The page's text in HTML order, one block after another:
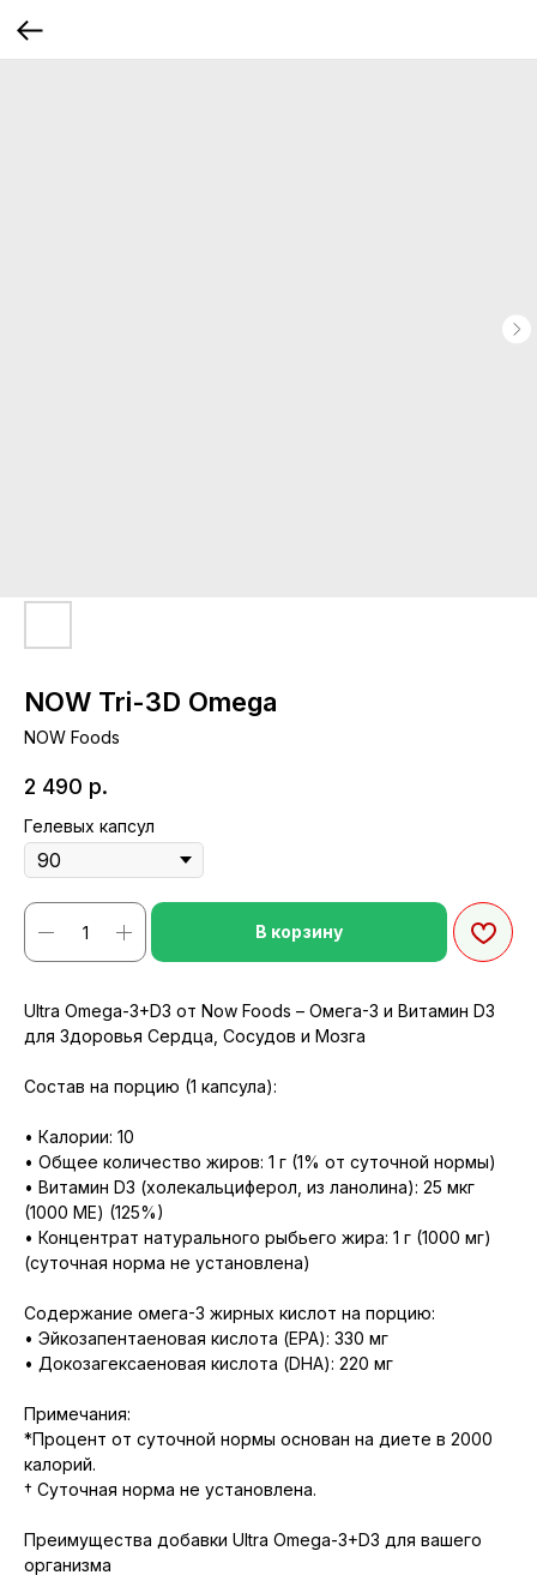
NOW Tri-3D Omega
NOW Foods
2 490 р.
Гелевых капсул
В корзину
Ultra Omega-3+D3 от Now Foods – Омега-3 и Витамин D3
для Здоровья Сердца, Сосудов и Мозга
Состав на порцию (1 капсула):
• Калории: 10
• Общее количество жиров: 1 г (1% от суточной нормы)
• Витамин D3 (холекальциферол, из ланолина): 25 мкг
(1000 МЕ) (125%)
• Концентрат натурального рыбьего жира: 1 г (1000 мг)
(суточная норма не установлена)
Содержание омега-3 жирных кислот на порцию:
• Эйкозапентаеновая кислота (EPA): 330 мг
• Докозагексаеновая кислота (DHA): 220 мг
Примечания:
*Процент от суточной нормы основан на диете в 2000
калорий.
† Суточная норма не установлена.
Преимущества добавки Ultra Omega-3+D3 для вашего
организма